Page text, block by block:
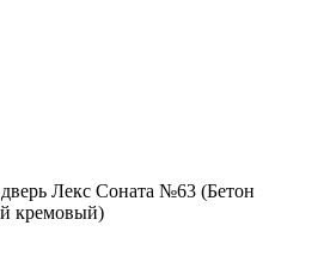
Лекс Соната №63 (Бетон
кремовый)